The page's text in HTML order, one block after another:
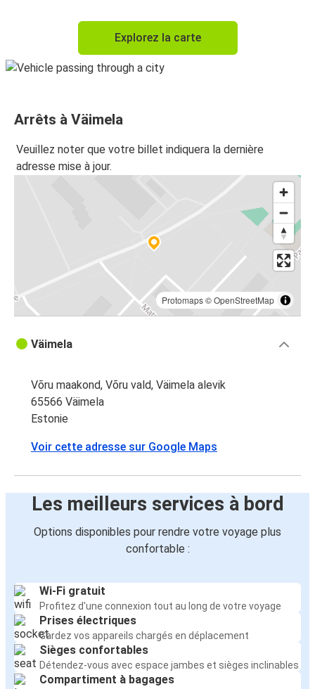
Explorez la carte
Arrêts à Väimela
Veuillez noter que votre billet indiquera la dernière
adresse mise à jour.
Protomaps©OpenStreetMap
Väimela
Võru maakond, Võru vald, Väimela alevik
65566 Väimela
Estonie
Voir cette adresse sur Google Maps
Les meilleurs services à bord
Options disponibles pour rendre votre voyage plus
confortable :
Wi-Fi gratuit
Profitez d'une connexion tout au long de votre voyage
Prises électriques
Gardez vos appareils chargés en déplacement
Sièges confortables
Détendez-vous avec espace jambes et sièges inclinables
Compartiment à bagages